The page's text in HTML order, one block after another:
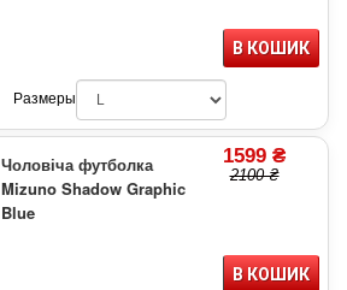
В КОШИК
Размеры
Чоловіча футболка
Mizuno Shadow Graphic
Blue
1599 ₴
2100 ₴
В КОШИК